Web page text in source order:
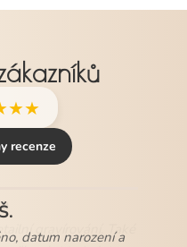
recenze
datum narození a